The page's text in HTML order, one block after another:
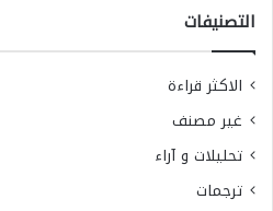
التصنيفات
الاكثر قراءة
غير مصنف
تحليلات و آراء
ترجمات